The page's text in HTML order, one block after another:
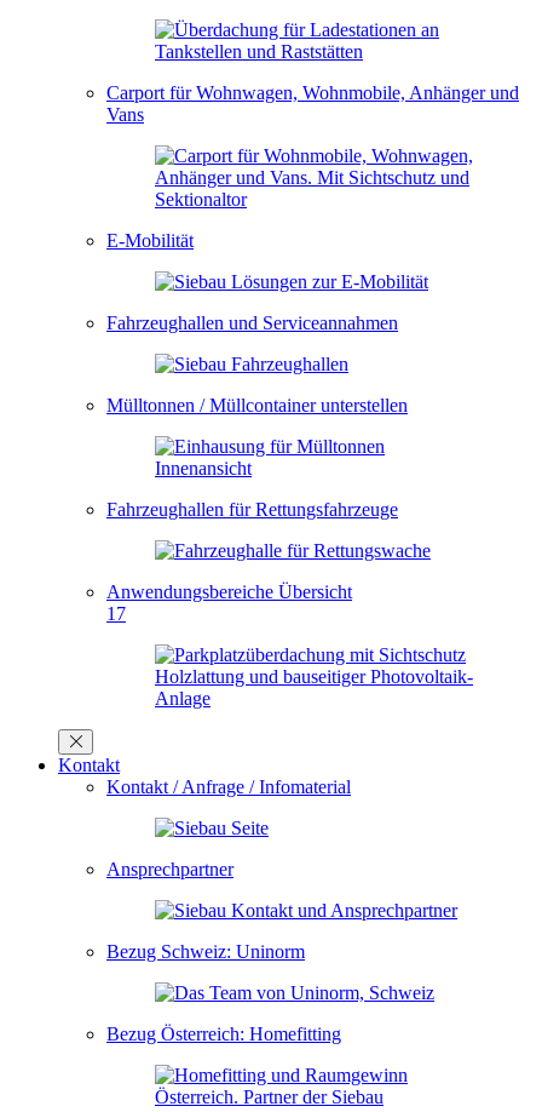
Carport für Wohnwagen, Wohnmobile, Anhänger und
Vans
E-Mobilität
Fahrzeughallen und Serviceannahmen
Mülltonnen / Müllcontainer unterstellen
Fahrzeughallen für Rettungsfahrzeuge
Anwendungsbereiche Übersicht
17
Kontakt
Kontakt / Anfrage / Infomaterial
Ansprechpartner
Bezug Schweiz: Uninorm
Bezug Österreich: Homefitting